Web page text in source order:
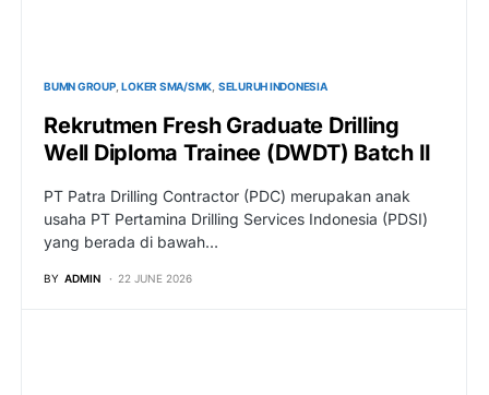
BUMN GROUP LOKER SMA/SMK SELURUH INDONESIA
Rekrutmen Fresh Graduate Drilling
Well Diploma Trainee (DWDT) Batch II
PT Patra Drilling Contractor (PDC) merupakan anak
usaha PT Pertamina Drilling Services Indonesia (PDSI)
yang berada di bawah…
BY ADMIN 22 JUNE 2026